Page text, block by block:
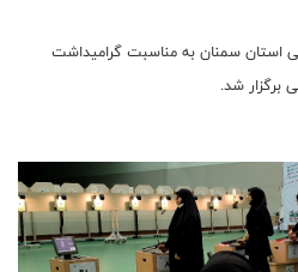
استان سمنان به مناسبت گرامیداشت
برگزار شد.